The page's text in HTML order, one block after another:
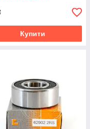
Купити